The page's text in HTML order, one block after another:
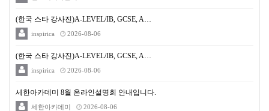
(한국 스타 강사진)A-LEVEL/IB, GCSE, A…
inspirica 2026-08-06
(한국 스타 강사진)A-LEVEL/IB, GCSE, A…
inspirica 2026-08-06
세한아카데미 8월 온라인설명회 안내입니다.
세한아카데미 2026-08-06